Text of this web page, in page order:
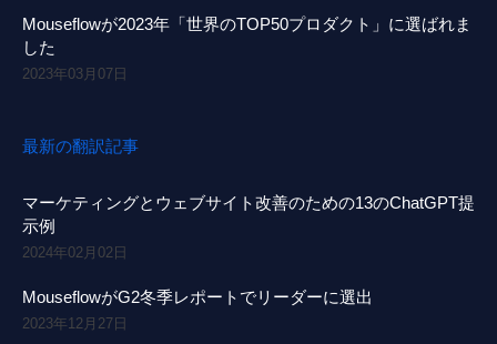
Mouseflowが2023年「世界のTOP50プロダクト」に選ばれま
した
2023年03月07日
最新の翻訳記事
マーケティングとウェブサイト改善のための13のChatGPT提
示例
2024年02月02日
MouseflowがG2冬季レポートでリーダーに選出
2023年12月27日